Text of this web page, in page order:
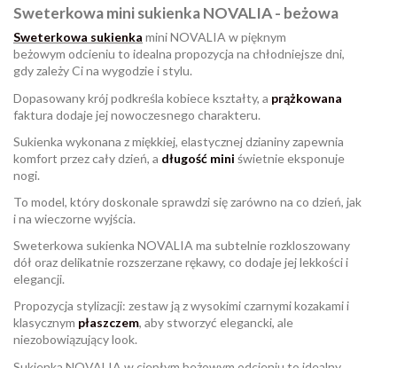
Sweterkowa mini sukienka NOVALIA - beżowa
Sweterkowa sukienka mini NOVALIA w pięknym
beżowym odcieniu to idealna propozycja na chłodniejsze dni,
gdy zależy Ci na wygodzie i stylu.
Dopasowany krój podkreśla kobiece kształty, a prążkowana
faktura dodaje jej nowoczesnego charakteru.
Sukienka wykonana z miękkiej, elastycznej dzianiny zapewnia
komfort przez cały dzień, a długość mini świetnie eksponuje
nogi.
To model, który doskonale sprawdzi się zarówno na co dzień, jak
i na wieczorne wyjścia.
Sweterkowa sukienka NOVALIA ma subtelnie rozkloszowany
dół oraz delikatnie rozszerzane rękawy, co dodaje jej lekkości i
elegancji.
Propozycja stylizacji: zestaw ją z wysokimi czarnymi kozakami i
klasycznym płaszczem, aby stworzyć elegancki, ale
niezobowiązujący look.